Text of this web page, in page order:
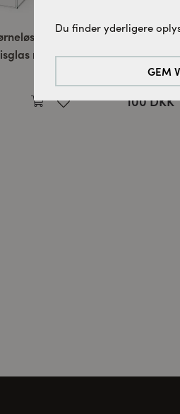
Tekniske cookies:
Disse cookies er altid
denne hjemmeside.
Tracking-cookies:
For løbende at forbedre
Disse cookies er
Du finder yderligere
GEM
mat
WAP
100 DKK